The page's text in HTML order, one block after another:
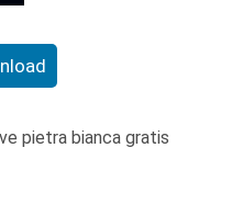
pietra bianca gratis